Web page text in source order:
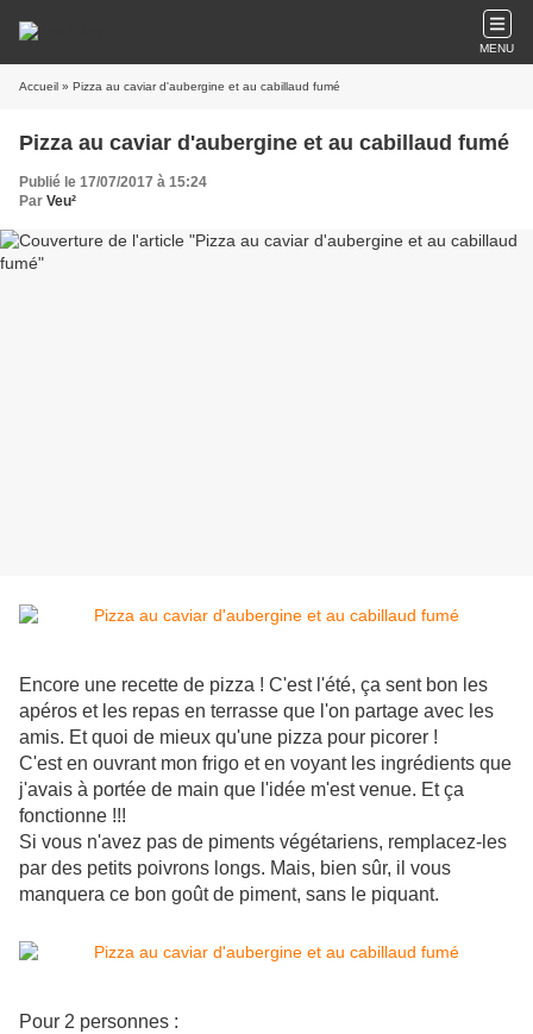
MENU
Accueil » Pizza au caviar d'aubergine et au cabillaud fumé
Pizza au caviar d'aubergine et au cabillaud fumé
Publié le 17/07/2017 à 15:24
Par Veu²
Encore une recette de pizza ! C'est l'été, ça sent bon les
apéros et les repas en terrasse que l'on partage avec les
amis. Et quoi de mieux qu'une pizza pour picorer !
C'est en ouvrant mon frigo et en voyant les ingrédients que
j'avais à portée de main que l'idée m'est venue. Et ça
fonctionne !!!
Si vous n'avez pas de piments végétariens, remplacez-les
par des petits poivrons longs. Mais, bien sûr, il vous
manquera ce bon goût de piment, sans le piquant.
Pour 2 personnes :